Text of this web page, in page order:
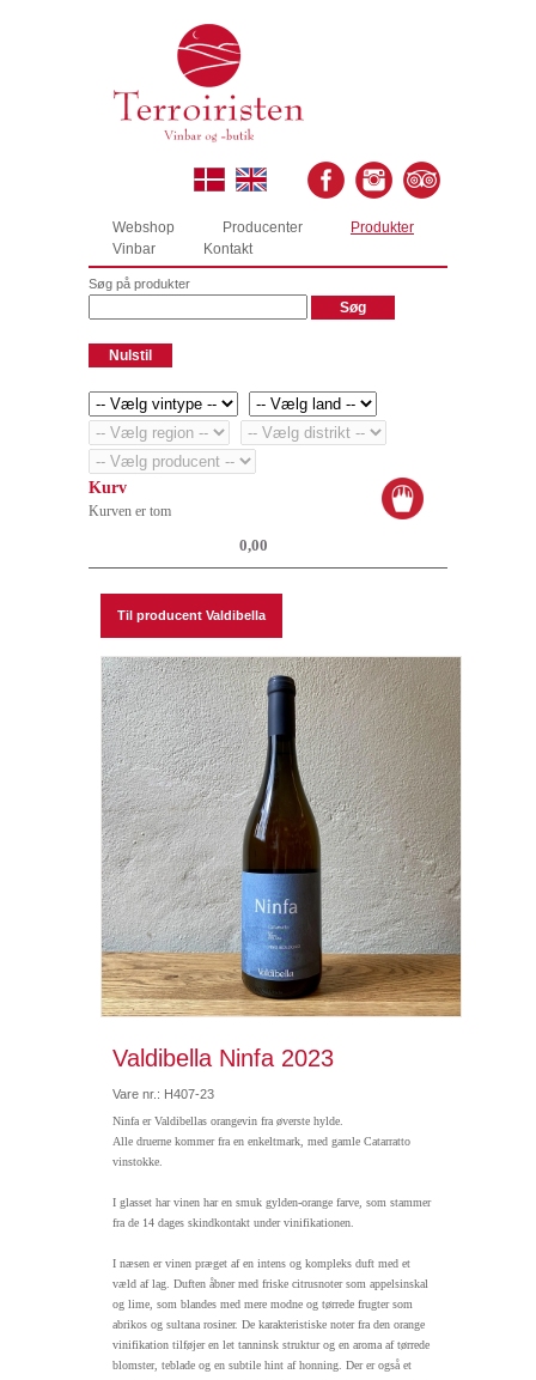
Webshop Producenter
Produkter
Vinbar
Kontakt
Søg på produkter
Kurv
Kurven er tom
0,00
Til producent Valdibella
Valdibella Ninfa 2023
Vare nr.: H407-23
Ninfa er Valdibellas orangevin fra øverste hylde.
Alle druerne kommer fra en enkeltmark, med gamle Catarratto
vinstokke.
I glasset har vinen har en smuk gylden-orange farve, som stammer
fra de 14 dages skindkontakt under vinifikationen.
I næsen er vinen præget af en intens og kompleks duft med et
væld af lag. Duften åbner med friske citrusnoter som appelsinskal
og lime, som blandes med mere modne og tørrede frugter som
abrikos og sultana rosiner. De karakteristiske noter fra den orange
vinifikation tilføjer en let tanninsk struktur og en aroma af tørrede
blomster, teblade og en subtile hint af honning. Der er også et